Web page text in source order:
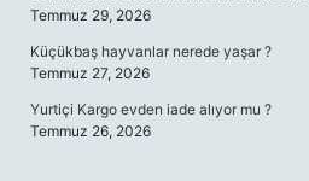
Temmuz 29, 2026
Küçükbaş hayvanlar nerede yaşar ?
Temmuz 27, 2026
Yurtiçi Kargo evden iade alıyor mu ?
Temmuz 26, 2026